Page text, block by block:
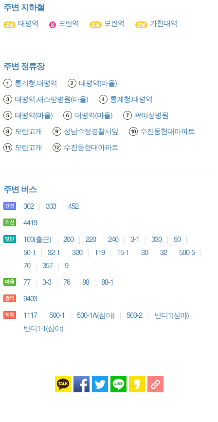
주변 지하철
태평역 모란역 모란역 가천대역
주변 정류장
통계청.태평역
태평역(마을)
태평역.새소망병원(마을)
통계청.태평역
태평역(마을)
태평역(마을)
곽여성병원
모란고개
성남수정경찰서앞
수진동현대아파트
모란고개
수진동현대아파트
주변 버스
302 303
452
4419
100(출근)
200 220 240 3-1 330
50
50-1
32-1 320 119 15-1 30 32
500-5
70
357
9
77
3-3 76 88
88-1
9403
1117
500-1 500-1A(심야) 500-2
반디1(심야)
반디1-1(심야)